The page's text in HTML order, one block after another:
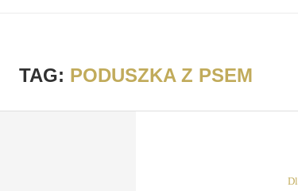
TAG: PODUSZKA Z PSEM